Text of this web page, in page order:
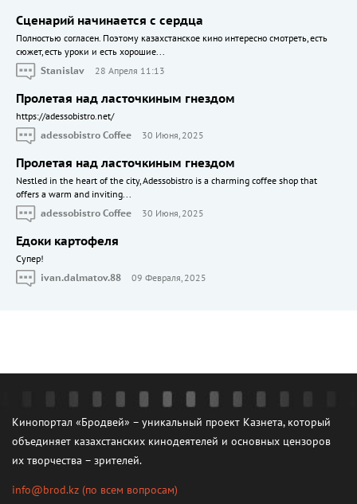
Сценарий начинается с сердца
Полностью согласен. Поэтому казахстанское кино интересно смотреть, есть
сюжет, есть уроки и есть хорошие...
Stanislav
28 Апреля 11:13
Пролетая над ласточкиным гнездом
https://adessobistro.net/
adessobistro Coffee
30 Июня, 2025
Пролетая над ласточкиным гнездом
Nestled in the heart of the city, Adessobistro is a charming coffee shop that
offers a warm and inviting...
adessobistro Coffee
30 Июня, 2025
Едоки картофеля
Cупер!
ivan.dalmatov.88
09 Февраля, 2025
Кинопортал «Бродвей» – уникальный проект Казнета, который
объединяет казахстанских кинодеятелей и основных цензоров
их творчества – зрителей.
info@brod.kz (по всем вопросам)